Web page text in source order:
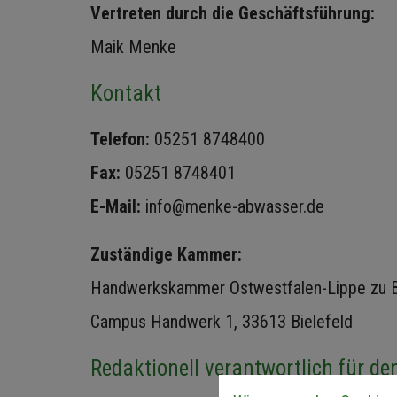
Vertreten durch die Geschäftsführung:
Maik Menke
Kontakt
Telefon: 05251 8748400
Fax: 05251 8748401
E-Mail: info@menke-abwasser.de
Zuständige Kammer:
Handwerkskammer Ostwestfalen-Lippe zu
Campus Handwerk 1, 33613 Bielefeld
Redaktionell verantwortlich für